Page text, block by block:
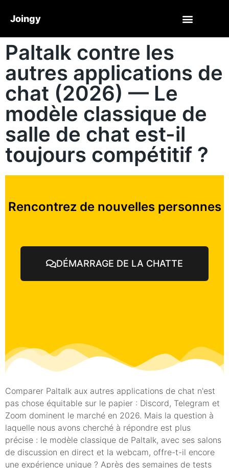
Joingy
Paltalk contre les
autres applications de
chat (2026) — Le
modèle classique de
salle de chat est-il
toujours compétitif ?
Rencontrez de nouvelles personnes
DÉMARRAGE DE LA CHATTE
Comparer Paltalk aux autres applications de chat n'est
pas chose équitable sur le papier : Discord, Telegram et
Zoom dominent le marché en 2026. Mais la question à
laquelle nous avons cherché à répondre est plus
précise : le modèle classique de Paltalk, avec ses salons
de discussion en direct et la webcam, offre-t-il encore
une expérience unique ? Après des semaines de tests